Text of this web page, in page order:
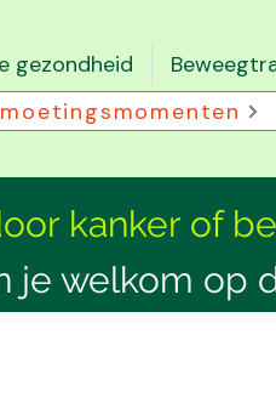
gezondheid
kanker of
je welkom op